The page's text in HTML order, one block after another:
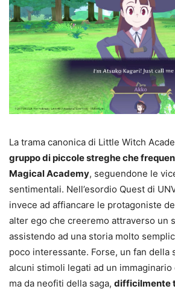
La trama canonica di Little Witch
gruppo di piccole streghe che
Magical Academy, seguendone le
sentimentali. Nell’esordio Quest di
invece ad affiancare le protagoniste
alter ego che creeremo attraverso un
assistendo ad una storia molto
poco interessante. Forse, un fan della
alcuni stimoli legati ad un
ma da neofiti della saga, difficilmente